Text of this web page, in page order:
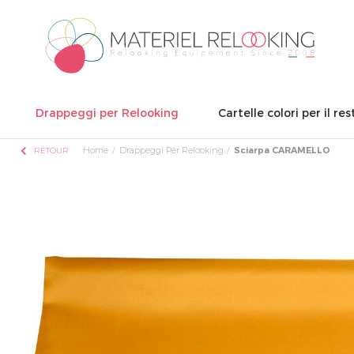
Drappeggi per Relooking Cartelle colori per il
chevron_left RETOUR Home Drappeggi Per Relooking Sciarpa CARAMELLO